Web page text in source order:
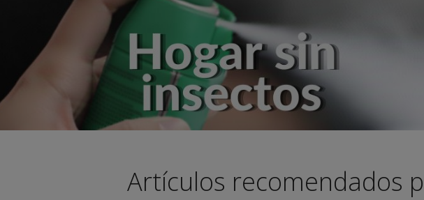
Artículos recomendados